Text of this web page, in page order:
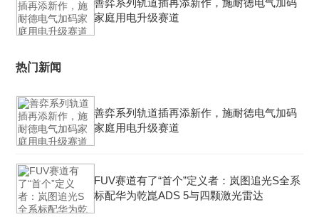
善弈系列轨道插再添新作，施耐德电气加码
家庭用电升级赛道
热门新闻
善弈系列轨道插再添新作，施耐德电气加码
家庭用电升级赛道
FUV赛道有了“首个”定义者：岚图追光S全系
标配华为乾崑ADS 5与四颗激光雷达